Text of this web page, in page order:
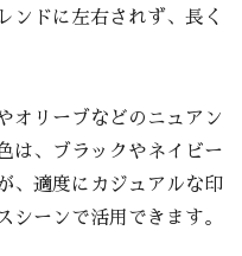
ンドに左右されず、長く
オリーブなどのニュアン
は、ブラックやネイビー
、適度にカジュアルな印
シーンで活用できます。